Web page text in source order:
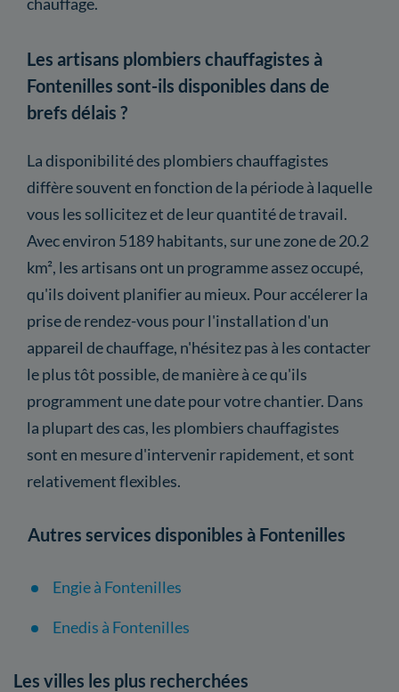
Les artisans plombiers chauffagistes à
Fontenilles sont-ils disponibles dans de
brefs délais ?
La disponibilité des plombiers chauffagistes
diffère souvent en fonction de la période à laquelle
vous les sollicitez et de leur quantité de travail.
Avec environ 5189 habitants, sur une zone de 20.2
km², les artisans ont un programme assez occupé,
qu'ils doivent planifier au mieux. Pour accélerer la
prise de rendez-vous pour l'installation d'un
appareil de chauffage, n'hésitez pas à les contacter
le plus tôt possible, de manière à ce qu'ils
programment une date pour votre chantier. Dans
la plupart des cas, les plombiers chauffagistes
sont en mesure d'intervenir rapidement, et sont
relativement flexibles.
Autres services disponibles à Fontenilles
Engie à Fontenilles
Enedis à Fontenilles
Les villes les plus recherchées